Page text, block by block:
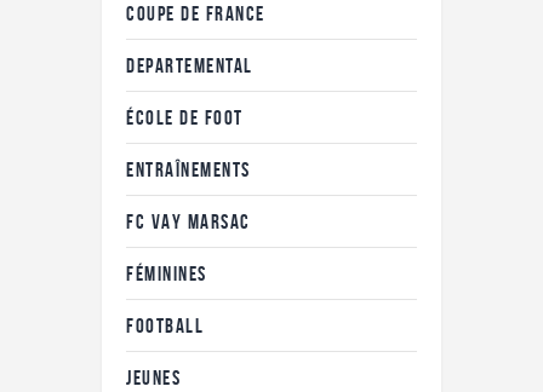
COUPE DE FRANCE
DEPARTEMENTAL
ÉCOLE DE FOOT
ENTRAÎNEMENTS
FC VAY MARSAC
FÉMININES
FOOTBALL
JEUNES